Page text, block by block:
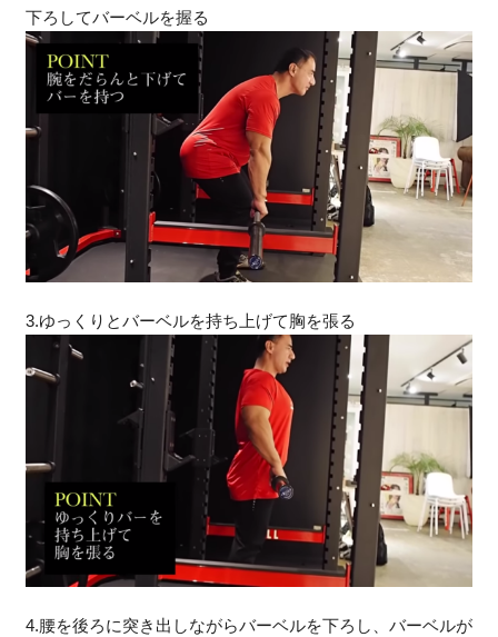
下ろしてバーベルを握る
3.ゆっくりとバーベルを持ち上げて胸を張る
4.腰を後ろに突き出しながらバーベルを下ろし、バーベルが